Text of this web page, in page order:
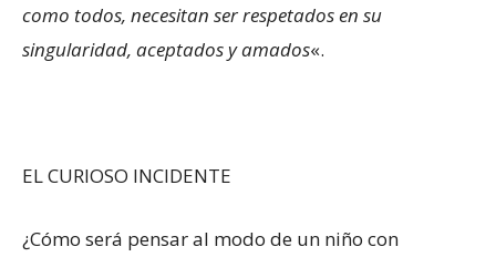
como todos, necesitan ser respetados en su
singularidad, aceptados y amados«.
EL CURIOSO INCIDENTE
¿Cómo será pensar al modo de un niño con